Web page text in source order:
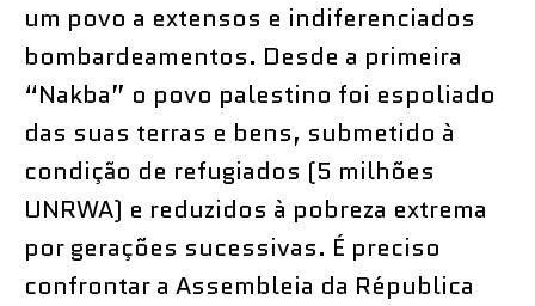
um povo a extensos e indiferenciados
bombardeamentos. Desde a primeira
“Nakba” o povo palestino foi espoliado
das suas terras e bens, submetido à
condição de refugiados (5 milhões
UNRWA) e reduzidos à pobreza extrema
por gerações sucessivas. É preciso
confrontar a Assembleia da Républica